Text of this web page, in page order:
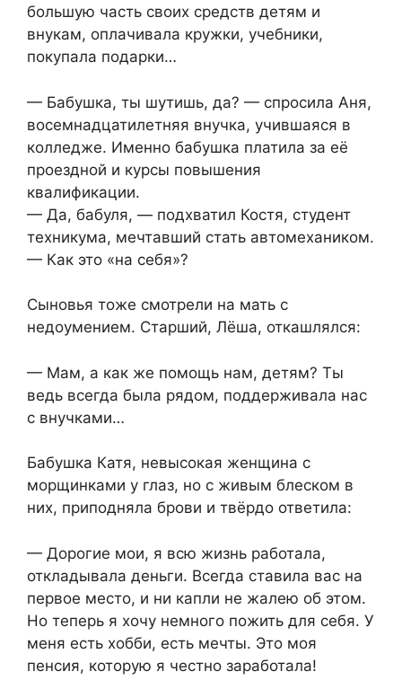
большую часть своих средств детям и
внукам, оплачивала кружки, учебники,
покупала подарки…
— Бабушка, ты шутишь, да? — спросила Аня,
восемнадцатилетняя внучка, учившаяся в
колледже. Именно бабушка платила за её
проездной и курсы повышения
квалификации.
— Да, бабуля, — подхватил Костя, студент
техникума, мечтавший стать автомехаником.
— Как это «на себя»?
Сыновья тоже смотрели на мать с
недоумением. Старший, Лёша, откашлялся:
— Мам, а как же помощь нам, детям? Ты
ведь всегда была рядом, поддерживала нас
с внучками…
Бабушка Катя, невысокая женщина с
морщинками у глаз, но с живым блеском в
них, приподняла брови и твёрдо ответила:
— Дорогие мои, я всю жизнь работала,
откладывала деньги. Всегда ставила вас на
первое место, и ни капли не жалею об этом.
Но теперь я хочу немного пожить для себя. У
меня есть хобби, есть мечты. Это моя
пенсия, которую я честно заработала!